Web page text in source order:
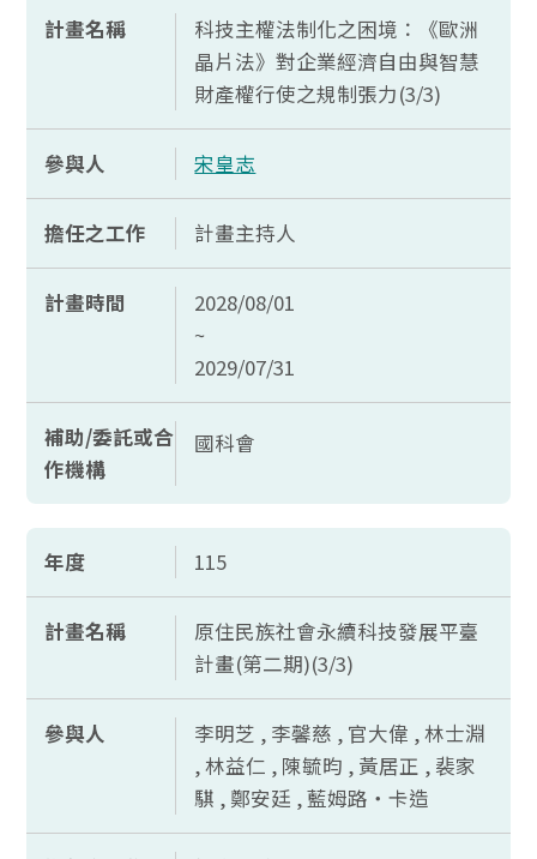
計畫名稱
科技主權法制化之困境：《歐洲
晶片法》對企業經濟自由與智慧
財產權行使之規制張力(3/3)
參與人 宋皇志
擔任之工作 計畫主持人
計畫時間
2028/08/01
~
2029/07/31
補助/委託或合
作機構
國科會
年度 115
計畫名稱
原住民族社會永續科技發展平臺
計畫(第二期)(3/3)
參與人
李明芝 , 李馨慈 , 官大偉 , 林士淵
, 林益仁 , 陳毓昀 , 黃居正 , 裴家
騏 , 鄭安廷 , 藍姆路‧卡造